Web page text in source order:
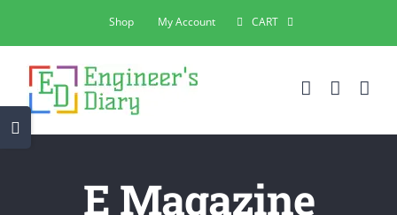
to
content
Shop My Account CART
E Magazine
Toggle
Sliding